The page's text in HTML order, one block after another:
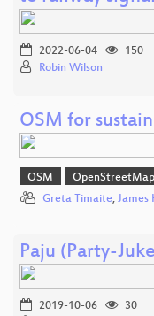
2022-06-04
150
Robin Wilson
OSM for
OSM OpenStreetMap
Greta Timaite, James
Paju (Party-
2019-10-06
30